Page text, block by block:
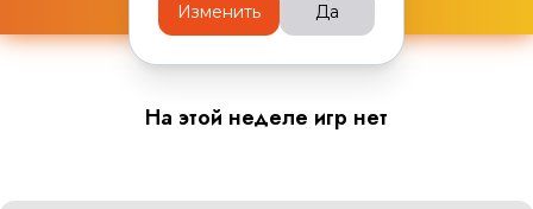
Изменить Да
На этой неделе игр нет